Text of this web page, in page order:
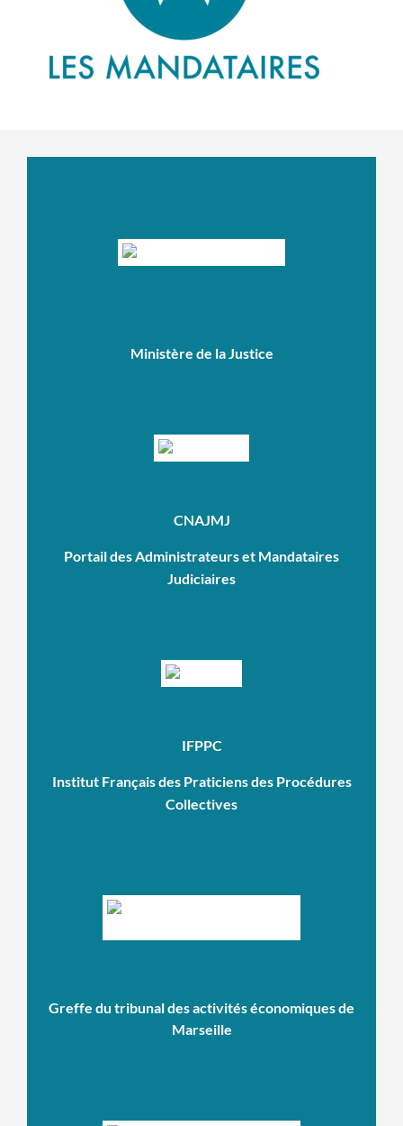
Ministère de la Justice
CNAJMJ
Portail des Administrateurs et Mandataires
Judiciaires
IFPPC
Institut Français des Praticiens des Procédures
Collectives
Greffe du tribunal des activités économiques de
Marseille